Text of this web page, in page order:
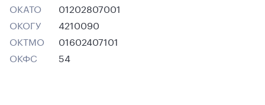
ОКАТО
01202807001
ОКОГУ
4210090
ОКТМО
01602407101
ОКФС
54